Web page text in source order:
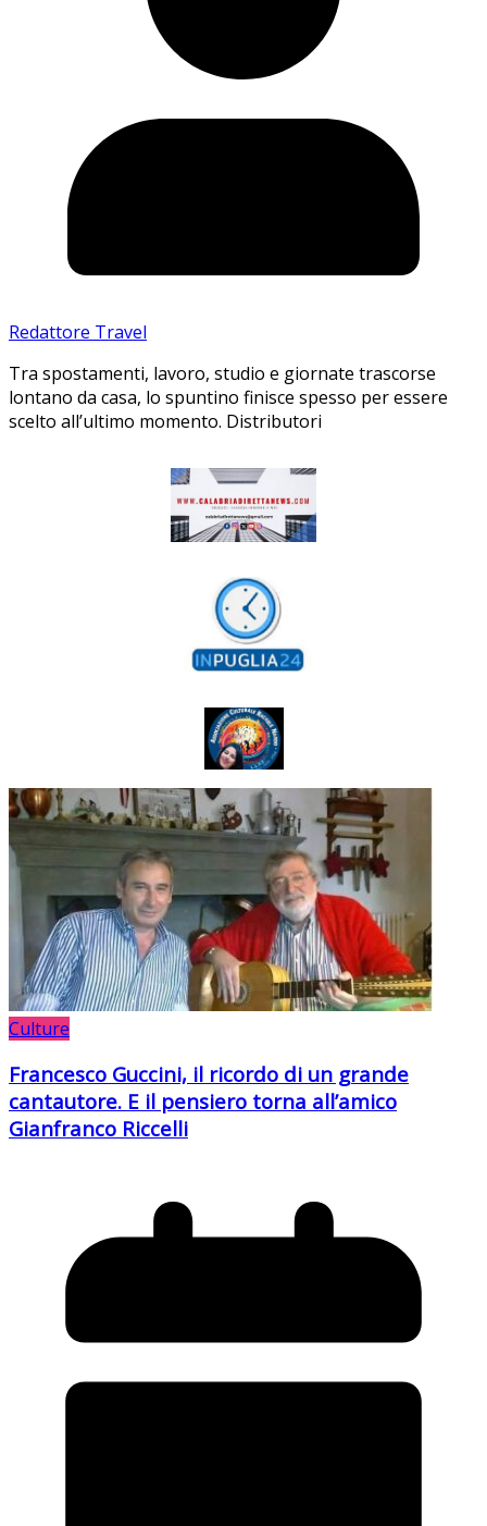
Redattore Travel
Tra spostamenti, lavoro, studio e giornate trascorse
lontano da casa, lo spuntino finisce spesso per essere
scelto all’ultimo momento. Distributori
Culture
Francesco Guccini, il ricordo di un grande
cantautore. E il pensiero torna all’amico
Gianfranco Riccelli